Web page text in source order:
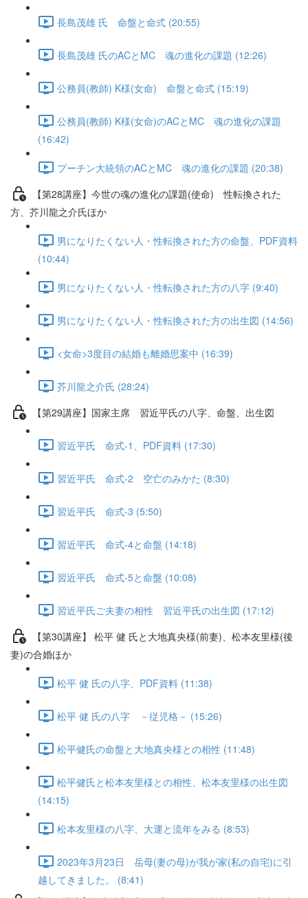
長島茂雄 氏 命盤と命式 (20:55)
長島茂雄 氏のACとMC 魂の進化の課題 (12:26)
公務員(教師) K様(女命) 命盤と命式 (15:19)
公務員(教師) K様(女命)のACとMC 魂の進化の課題
(16:42)
プーチン大統領のACとMC 魂の進化の課題 (20:38)
【第28講座】今世の魂の進化の課題(使命) 性転換された
方、芥川龍之介氏ほか
男になりたくない人・性転換された方の命盤、PDF資料
(10:44)
男になりたくない人・性転換された方の八字 (9:40)
男になりたくない人・性転換された方の出生図 (14:56)
<女命>3度目の結婚も離婚思案中 (16:39)
芥川龍之介氏 (28:24)
【第29講座】国家主席 習近平氏の八字、命盤、出生図
習近平氏 命式-1、PDF資料 (17:30)
習近平氏 命式-2 空亡のみかた (8:30)
習近平氏 命式-3 (5:50)
習近平氏 命式-4と命盤 (14:18)
習近平氏 命式-5と命盤 (10:08)
習近平氏ご夫妻の相性 習近平氏の出生図 (17:12)
【第30講座】 松平 健 氏と大地真央様(前妻)、松本友里様(後
妻)の合婚ほか
松平 健 氏の八字、PDF資料 (11:38)
松平 健 氏の八字 －従児格－ (15:26)
松平健氏の命盤と大地真央様との相性 (11:48)
松平健氏と松本友里様との相性、松本友里様の出生図
(14:15)
松本友里様の八字、大運と流年をみる (8:53)
2023年3月23日 岳母(妻の母)が我が家(私の自宅)に引
越してきました。 (8:41)